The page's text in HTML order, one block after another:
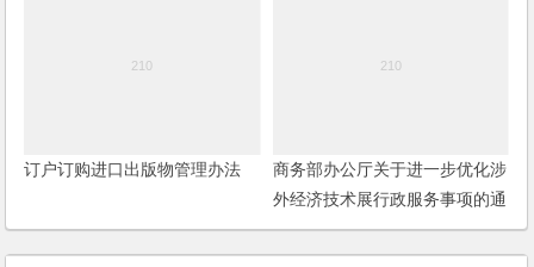
订户订购进口出版物管理办法
商务部办公厅关于进一步优化涉
外经济技术展行政服务事项的通
知